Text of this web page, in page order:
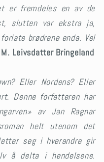
er fremdeles en av de
slutten var ekstra ja,
brødrene enda. Vel
M. Leivsdatter Bringeland
Eller Nordens? Eller
Denne forfatteren har
av Jan Ragnar
helt utenom det
seg i hverandre gir
å delta i hendelsene.